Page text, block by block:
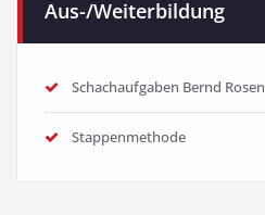
Aus-/Weiterbildung
Schachaufgaben Bernd Rosen
Stappenmethode